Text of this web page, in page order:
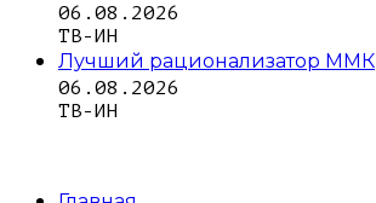
06.08.2026
ТВ-ИН
Лучший рационализатор ММК
06.08.2026
ТВ-ИН